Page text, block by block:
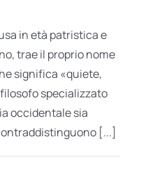
in età patristica e
trae il proprio nome
significa «quiete,
specializzato
occidentale sia
[...]